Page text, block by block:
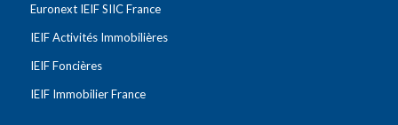
Euronext IEIF SIIC France
IEIF Activités Immobilières
IEIF Foncières
IEIF Immobilier France